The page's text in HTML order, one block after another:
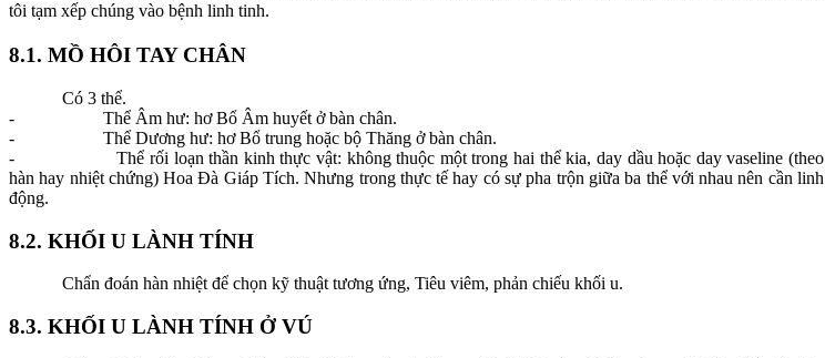
tôi tạm xếp chúng vào bệnh linh tinh.
8.1. MỒ HÔI TAY CHÂN
Có 3 thể.
- Thể Âm hư: hơ Bổ Âm huyết ở bàn chân.
- Thể Dương hư: hơ Bổ trung hoặc bộ Thăng ở bàn chân.
- Thể rối loạn thần kinh thực vật: không thuộc một trong hai thể kia, day dầu hoặc day vaseline (theo
hàn hay nhiệt chứng) Hoa Đà Giáp Tích. Nhưng trong thực tế hay có sự pha trộn giữa ba thể với nhau nên cần linh
động.
8.2. KHỐI U LÀNH TÍNH
Chẩn đoán hàn nhiệt để chọn kỹ thuật tương ứng, Tiêu viêm, phản chiếu khối u.
8.3. KHỐI U LÀNH TÍNH Ở VÚ